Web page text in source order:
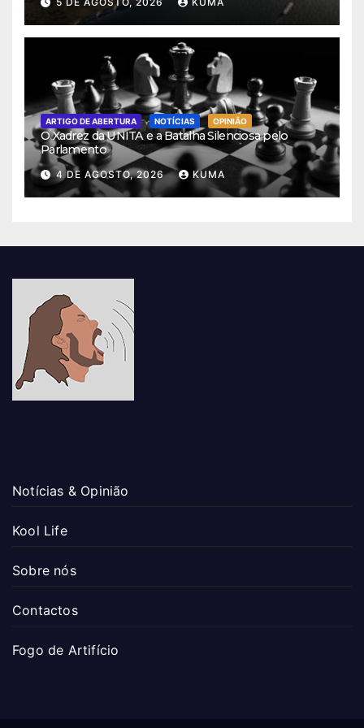
ARTIGO DE ABERTURA NOTÍCIAS OPINIÃO
O Xadrez da UNITA e a Batalha Silenciosa pelo
Parlamento
4 DE AGOSTO, 2026 KUMA
Notícias & Opinião
Kool Life
Sobre nós
Contactos
Fogo de Artifício